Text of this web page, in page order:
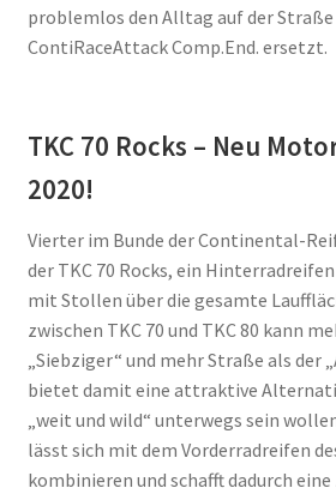
problemlos den Alltag auf der
ContiRaceAttack Comp.End. ersetzt.
TKC 70 Rocks – Neu
2020!
Vierter im Bunde der Continental-
der TKC 70 Rocks, ein
mit Stollen über die gesamte
zwischen TKC 70 und TKC 80 kann
„Siebziger“ und mehr Straße als der
bietet damit eine attraktive
„weit und wild“ unterwegs sein
lässt sich mit dem Vorderradreifen
kombinieren und schafft dadurch